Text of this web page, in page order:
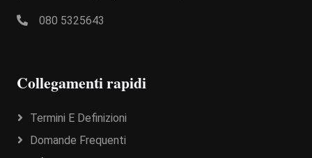
080 5325643
Collegamenti rapidi
Termini E Definizioni
Domande Frequenti